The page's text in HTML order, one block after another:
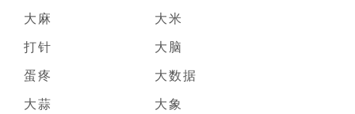
大麻
大米
打针
大脑
蛋疼
大数据
大蒜
大象